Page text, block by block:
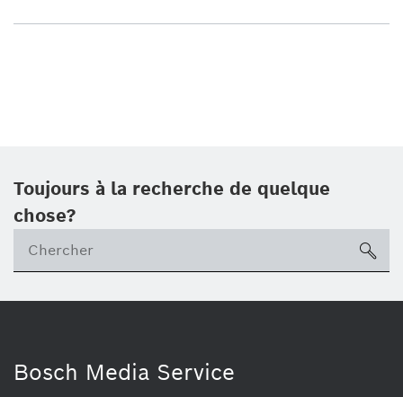
Toujours à la recherche de quelque
chose?
Bosch Media Service